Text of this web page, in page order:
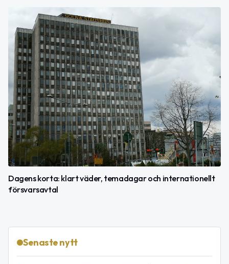
Dagens korta: klart väder, temadagar och internationellt
försvarsavtal
Senaste nytt